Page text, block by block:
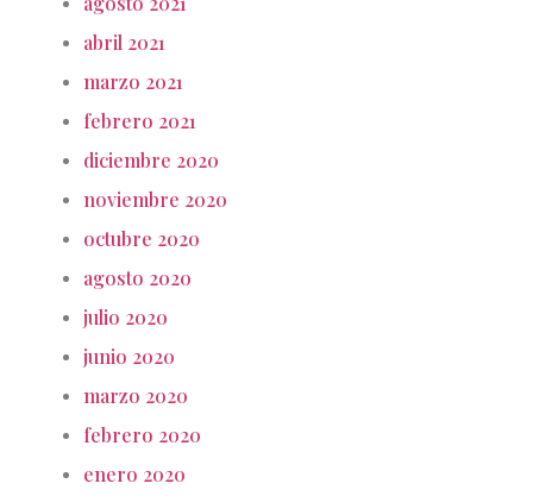
abril 2021
marzo 2021
febrero 2021
diciembre 2020
noviembre 2020
octubre 2020
agosto 2020
julio 2020
junio 2020
marzo 2020
febrero 2020
enero 2020